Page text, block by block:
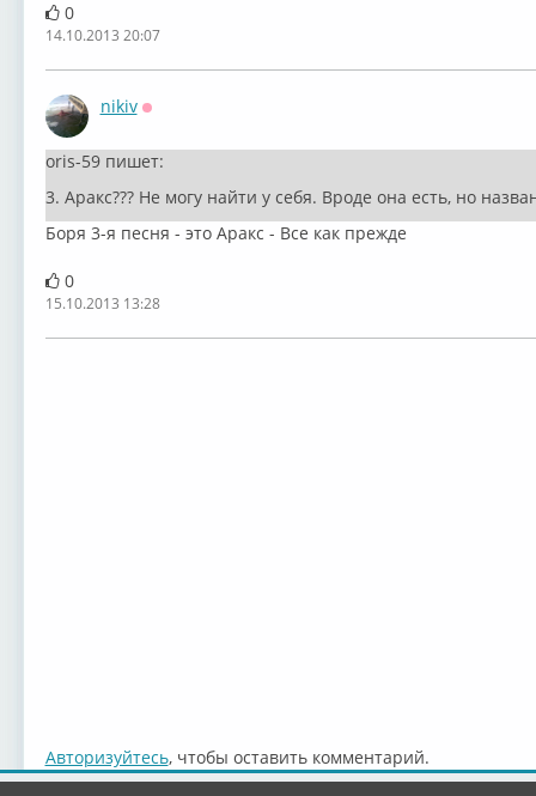
0
14.10.2013 20:07
nikiv
oris-59 пишет:
3. Аракс??? Не могу найти у себя. Вроде она есть, но
Боря 3-я песня - это Аракс - Все как прежде
0
15.10.2013 13:28
Авторизуйтесь, чтобы оставить комментарий.